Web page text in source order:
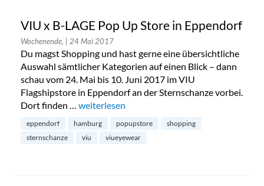
VIU x B-LAGE Pop Up Store in Eppendorf
Wochenende, | 24 Mai 2017
Du magst Shopping und hast gerne eine übersichtliche
Auswahl sämtlicher Kategorien auf einen Blick – dann
schau vom 24. Mai bis 10. Juni 2017 im VIU
Flagshipstore in Eppendorf an der Sternschanze vorbei.
Dort finden … „VIU x B-LAGE Pop Up Store in Eppendorf“
weiterlesen
eppendorf hamburg popupstore
shopping
sternschanze
viu viueyewear